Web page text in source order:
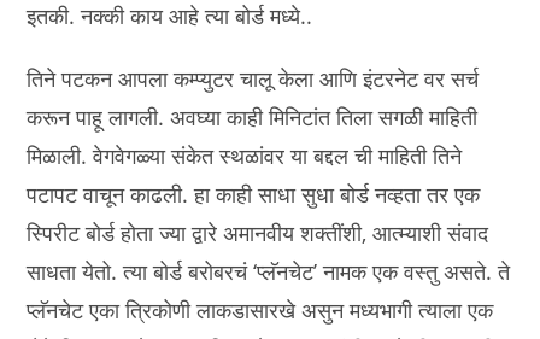
इतकी. नक्की काय आहे त्या बोर्ड मध्ये..
तिने पटकन आपला कम्प्युटर चालू केला आणि इंटरनेट वर सर्च
करून पाहू लागली. अवघ्या काही मिनिटांत तिला सगळी माहिती
मिळाली. वेगवेगळ्या संकेत स्थळांवर या बद्दल ची माहिती तिने
पटापट वाचून काढली. हा काही साधा सुधा बोर्ड नव्हता तर एक
स्पिरीट बोर्ड होता ज्या द्वारे अमानवीय शक्तींशी, आत्म्याशी संवाद
साधता येतो. त्या बोर्ड बरोबरचं ‘प्लॅनचेट’ नामक एक वस्तु असते. ते
प्लॅनचेट एका त्रिकोणी लाकडासारखे असुन मध्यभागी त्याला एक